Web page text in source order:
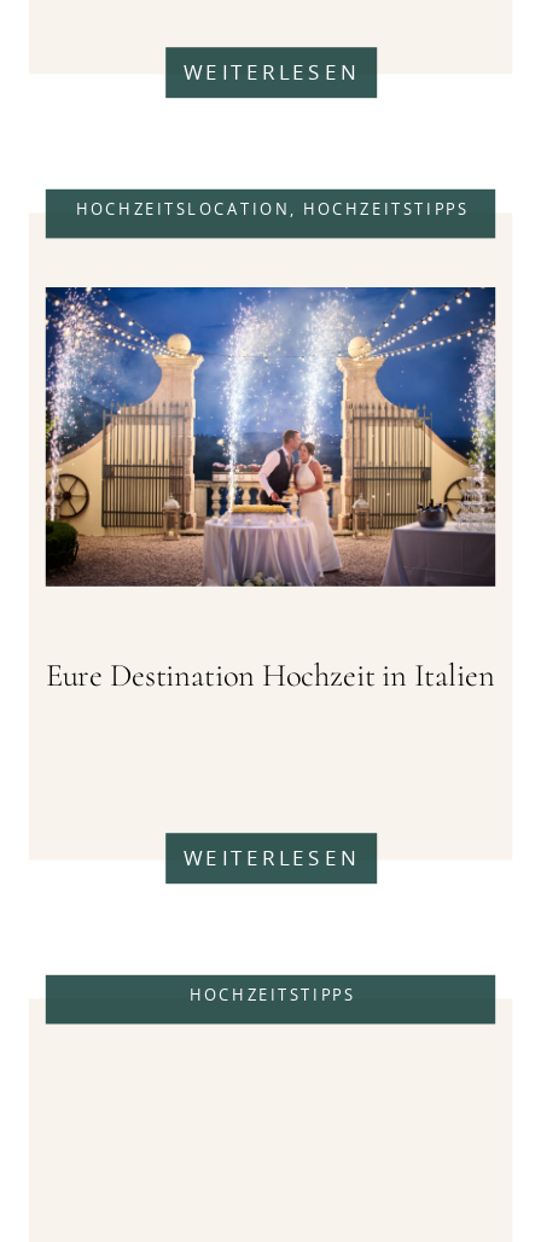
WEITERLESEN
WEITERLESEN
Eure Destination Hochzeit in Italien
HOCHZEITSLOCATION , HOCHZEITSTIPPS
HOCHZEITSTIPPS